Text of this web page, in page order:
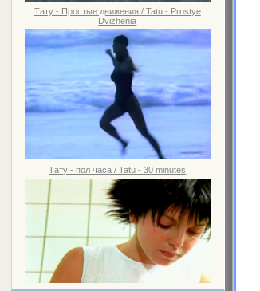
Тату - Простые движения / Tatu - Prostye
Dvizhenia
Тату - пол часа / Tatu - 30 minutes